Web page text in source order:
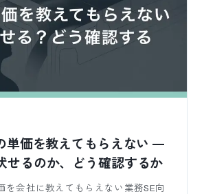
単価を教えてもらえない —
せるのか、どう確認するか
を会社に教えてもらえない業務SE向